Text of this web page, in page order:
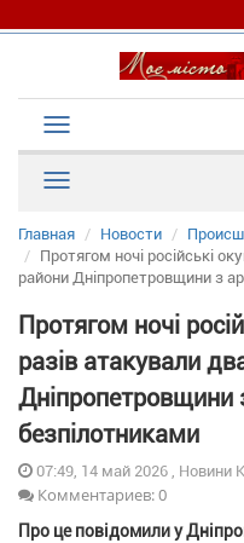
Главная Новости
Протягом ночі російські
райони Дніпропетровщини з
Протягом ночі
разів атакували
Дніпропетровщини
безпілотниками
07:49, 14 май 2026 , Новини
Комментариев: 0
Про це повідомили у